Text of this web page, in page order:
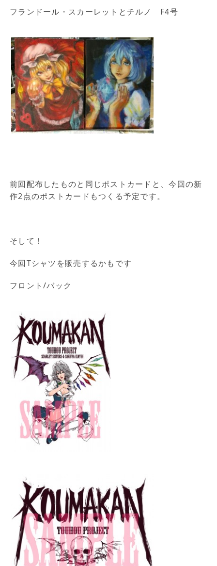
フランドール・スカーレットとチルノ F4号
前回配布したものと同じポストカードと、今回の新
作2点のポストカードもつくる予定です。
そして！
今回Tシャツを販売するかもです
フロント/バック